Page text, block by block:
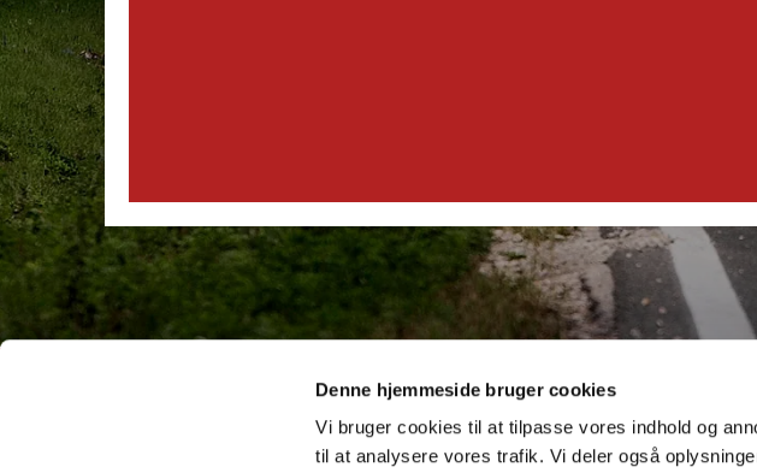
Denne hjemmeside bruger cookies
Vi bruger cookies til at tilpasse vores indhold og
til at analysere vores trafik. Vi deler også